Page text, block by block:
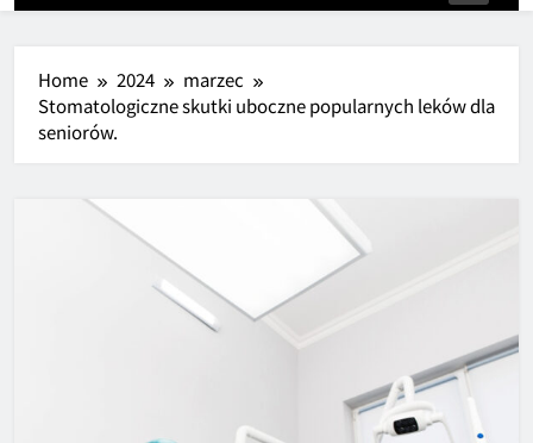
Home 2024
marzec
Stomatologiczne skutki uboczne popularnych leków dla
seniorów.